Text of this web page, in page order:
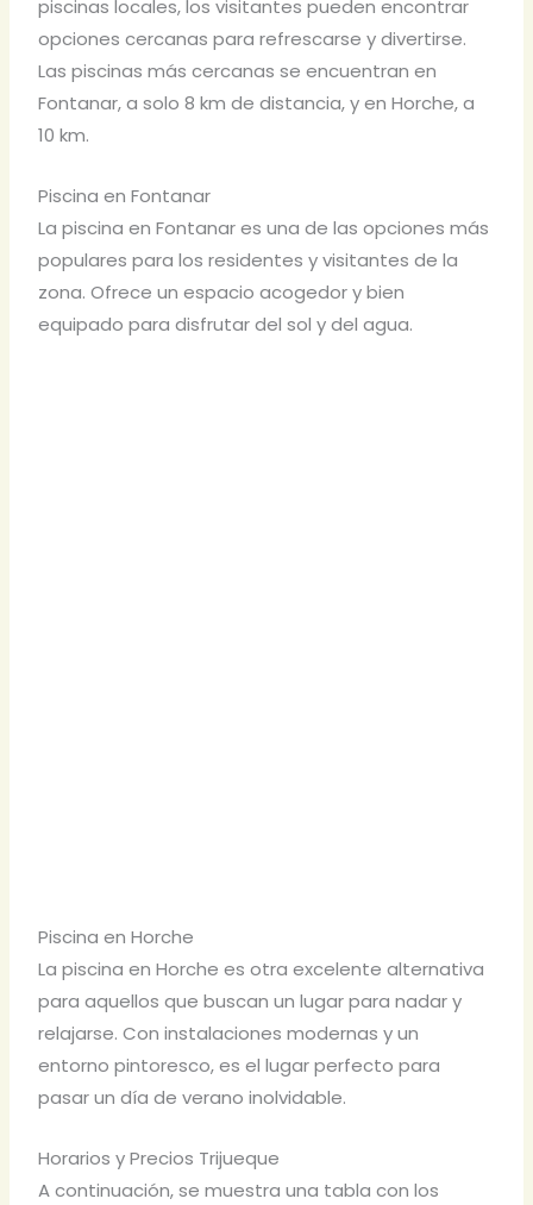
piscinas locales, los visitantes pueden encontrar
opciones cercanas para refrescarse y divertirse.
Las piscinas más cercanas se encuentran en
Fontanar, a solo 8 km de distancia, y en Horche, a
10 km.
Piscina en Fontanar
La piscina en Fontanar es una de las opciones más
populares para los residentes y visitantes de la
zona. Ofrece un espacio acogedor y bien
equipado para disfrutar del sol y del agua.
Piscina en Horche
La piscina en Horche es otra excelente alternativa
para aquellos que buscan un lugar para nadar y
relajarse. Con instalaciones modernas y un
entorno pintoresco, es el lugar perfecto para
pasar un día de verano inolvidable.
Horarios y Precios Trijueque
A continuación, se muestra una tabla con los